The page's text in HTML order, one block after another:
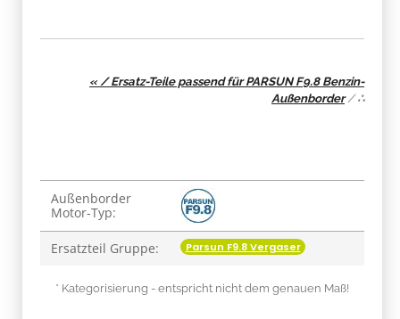
« / Ersatz-Teile passend für PARSUN F9.8 Benzin-
Außenborder/∴
Produkteigenschaft
Wert
Außenborder
Motor-Typ:
Ersatzteil Gruppe: Parsun F9.8 Vergaser
* Kategorisierung - entspricht nicht dem genauen Maß!